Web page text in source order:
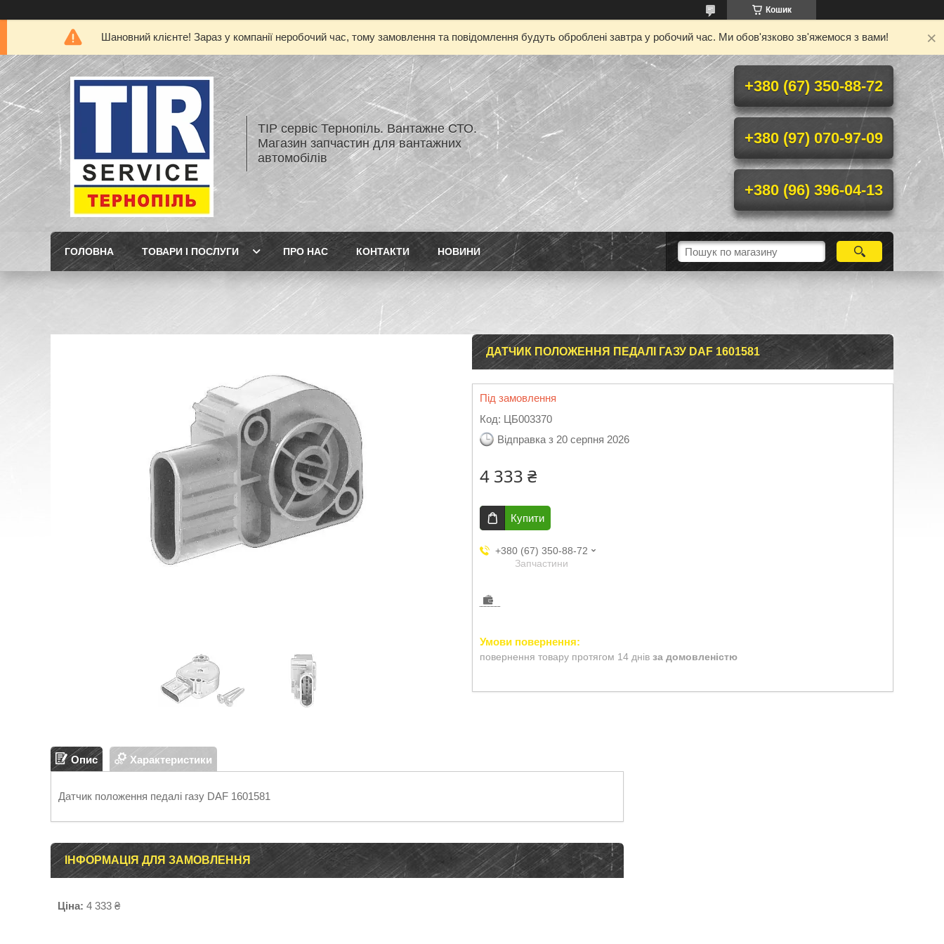
Кошик
Шановний клієнте! Зараз у компанії неробочий час, тому замовлення та повідомлення будуть оброблені завтра у робочий час. Ми обов'язково зв'яжемося з вами!
ТІР сервіс Тернопіль. Вантажне СТО.
Магазин запчастин для вантажних
автомобілів
+380 (67) 350-88-72
+380 (97) 070-97-09
+380 (96) 396-04-13
ГОЛОВНА ТОВАРИ І ПОСЛУГИ ПРО НАС КОНТАКТИ НОВИНИ
ДАТЧИК ПОЛОЖЕННЯ ПЕДАЛІ ГАЗУ DAF 1601581
Під замовлення
Код: ЦБ003370
Відправка з 20 серпня 2026
4 333 ₴
Купити
+380 (67) 350-88-72
Запчастини
повернення товару протягом 14 днів за домовленістю
Опис Характеристики
Датчик положення педалі газу DAF 1601581
ІНФОРМАЦІЯ ДЛЯ ЗАМОВЛЕННЯ
Ціна: 4 333 ₴